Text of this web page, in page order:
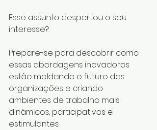
Esse assunto despertou o seu
interesse?
Prepare-se para descobrir como
essas abordagens inovadoras
estão moldando o futuro das
organizações e criando
ambientes de trabalho mais
dinâmicos, participativos e
estimulantes.